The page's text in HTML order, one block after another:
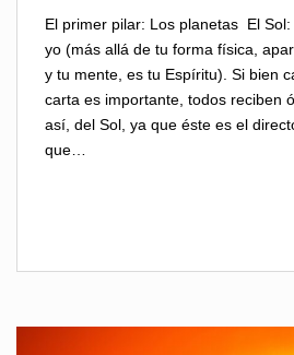
El primer pilar: Los planetas El
yo (más allá de tu forma física,
y tu mente, es tu Espíritu). Si bien
carta es importante, todos reciben
así, del Sol, ya que éste es el
que…